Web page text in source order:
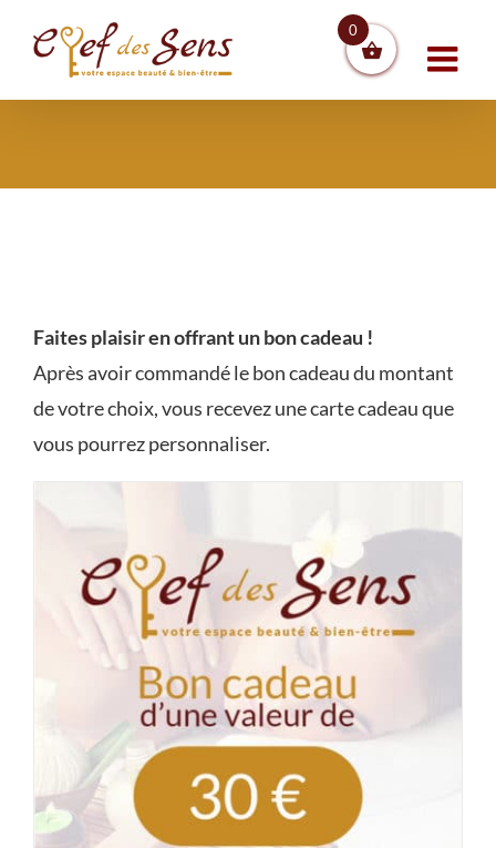
Faites plaisir en offrant un bon cadeau !
Après avoir commandé le bon cadeau du montant
de votre choix, vous recevez une carte cadeau que
vous pourrez personnaliser.
0